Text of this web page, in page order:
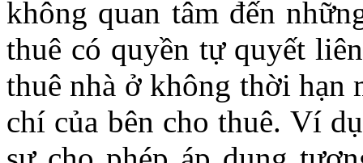
không quan tâm đến
thuê có quyền tự quyết
thuê nhà ở không thời hạn
chí của bên cho thuê. Ví